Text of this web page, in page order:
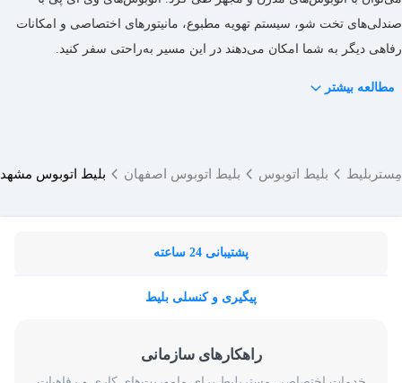
صندلی‌های تخت ‌شو، سیستم تهویه مطبوع، مانیتورهای اختصاصی و امکانات
رفاهی دیگر به شما امکان می‌دهند در این مسیر به‌راحتی سفر کنید.
مطالعه بیشتر
مِستربلیط بلیط اتوبوس بلیط اتوبوس اصفهان بلیط اتوبوس
پشتیبانی 24 ساعته
پیگیری و کنسلی بلیط
راهکارهای سازمانی